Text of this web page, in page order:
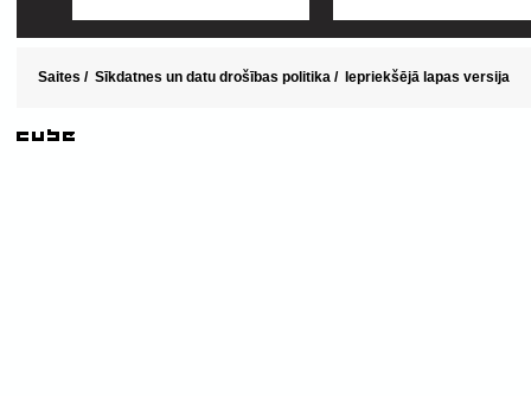
Saites / Sīkdatnes un datu drošības politika / Iepriekšējā lapas versija